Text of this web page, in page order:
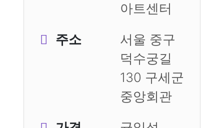
아트센터
주소
서울 중구
덕수궁길
130 구세군
중앙회관